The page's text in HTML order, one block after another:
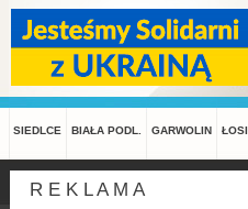
SIEDLCE BIAŁA PODL. GARWOLIN
R E K L A M A